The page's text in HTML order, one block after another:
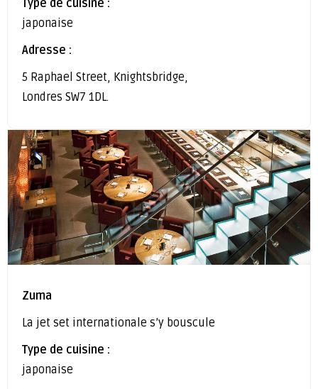
Type de cuisine :
japonaise
Adresse :
5 Raphael Street, Knightsbridge,
Londres SW7 1DL.
Zuma
La jet set internationale s’y bouscule
Type de cuisine :
japonaise